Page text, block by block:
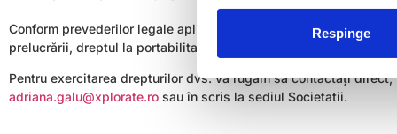
Respinge
Conform prevederilor legale aplicabile, beneficiaţi de dreptul
prelucrării, dreptul la portabilitatea datelor, dreptul la opoziţie şi
Pentru exercitarea drepturilor dvs. vă rugăm să contactați
adriana.galu@xplorate.ro sau în scris la sediul Societatii.